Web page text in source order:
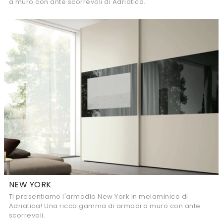
NEW YORK
Ti presentiamo l'armadio New York in melaminico di
Adriatica! Una ricca gamma di armadi a muro con ante
scorrevoli.